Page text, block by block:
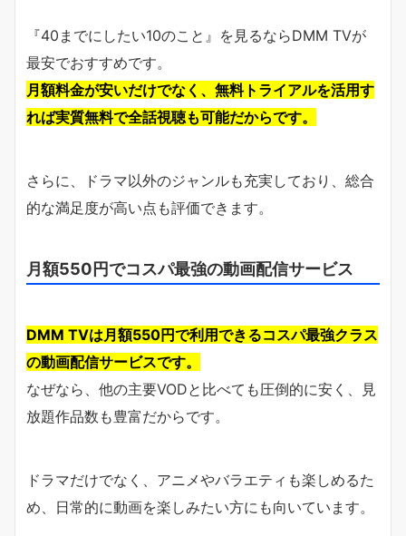
『40までにしたい10のこと』を見るならDMM TVが
最安でおすすめです。
月額料金が安いだけでなく、無料トライアルを活用す
れば実質無料で全話視聴も可能だからです。
さらに、ドラマ以外のジャンルも充実しており、総合
的な満足度が高い点も評価できます。
月額550円でコスパ最強の動画配信サービス
DMM TVは月額550円で利用できるコスパ最強クラス
の動画配信サービスです。
なぜなら、他の主要VODと比べても圧倒的に安く、見
放題作品数も豊富だからです。
ドラマだけでなく、アニメやバラエティも楽しめるた
め、日常的に動画を楽しみたい方にも向いています。